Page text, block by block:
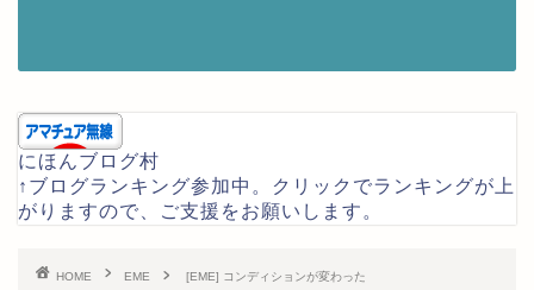
にほんブログ村
↑ブログランキング参加中。クリックでランキングが上
がりますので、ご支援をお願いします。
HOME EME [EME] コンディションが変わった